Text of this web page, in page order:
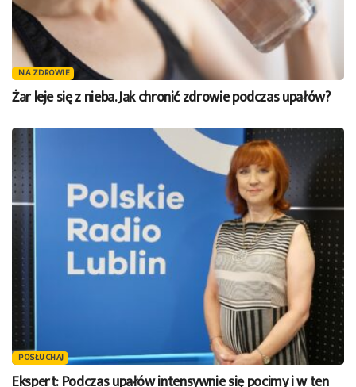
NA ZDROWIE
Żar leje się z nieba. Jak chronić zdrowie podczas upałów?
POSŁUCHAJ